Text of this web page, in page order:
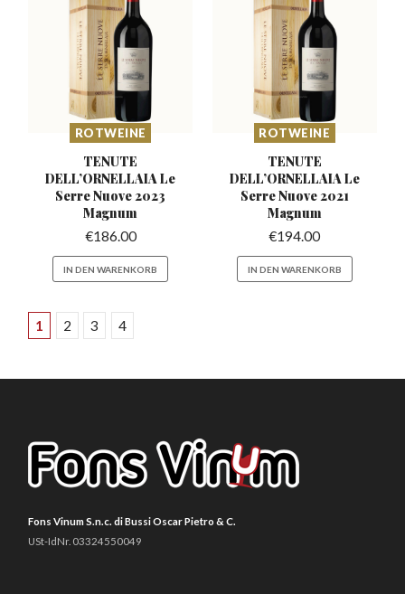
ROTWEINE
TENUTE
DELL’ORNELLAIALe
Serre Nuove 2023
Magnum
€186.00
IN DEN WARENKORB
ROTWEINE
TENUTE
DELL’ORNELLAIA Le
Serre Nuove 2021
Magnum
€194.00
IN DEN WARENKORB
1 2 3 4
Fons Vinum S.n.c. di Bussi Oscar Pietro & C.
USt-IdNr. 03324550049